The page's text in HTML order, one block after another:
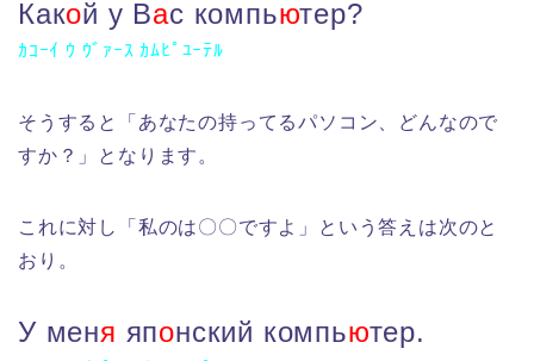
Какой у Вас компьютер?
ｶｺｰｲ ｳ ｳﾞｧｰｽ ｶﾑﾋﾟﾕｰﾃﾙ
そうすると「あなたの持ってるパソコン、どんなので
すか？」となります。
これに対し「私のは〇〇ですよ」という答えは次のと
おり。
У меня японский компьютер.